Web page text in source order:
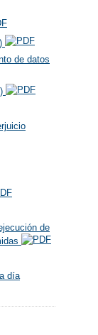
de datos
de
día